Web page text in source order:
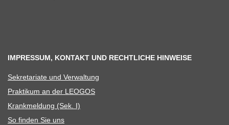
IMPRESSUM, KONTAKT UND RECHTLICHE HINWEISE
Sekre­ta­riate und Verwaltung
Prak­ti­kum an der LEOGOS
Krank­mel­dung (Sek. I)
So fin­den Sie uns